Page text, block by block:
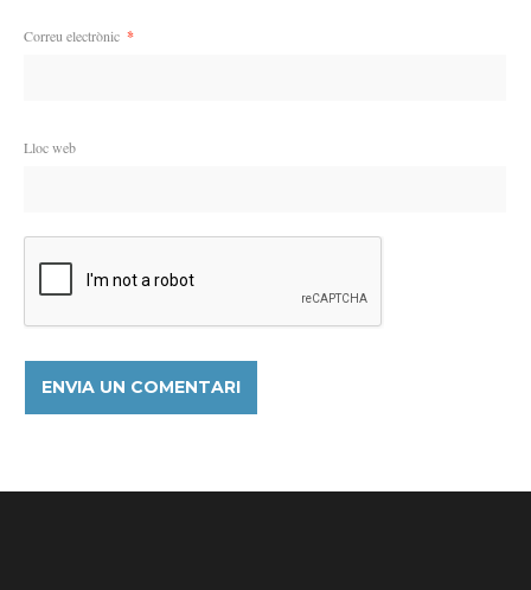
Correu electrònic *
Lloc web